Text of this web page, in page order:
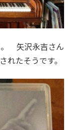
。 矢沢永吉さん
たそうです。